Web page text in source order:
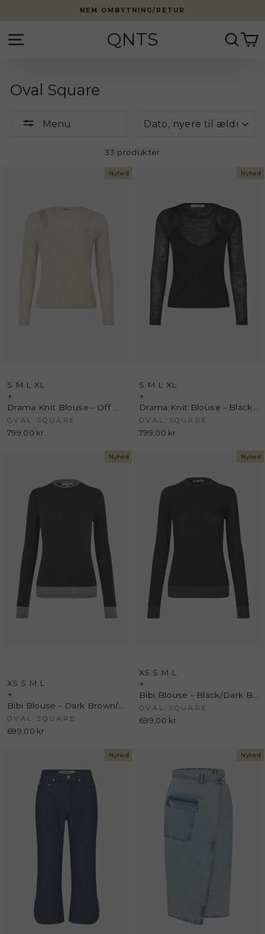
NEM OMBYTNING/RETUR
QNTS Søg
Oval Square
Menu
33 produkter
Nyhed
S M L XL
+
OVAL SQUARE
799,00 kr
Nyhed
S M L XL
+
OVAL SQUARE
799,00 kr
Nyhed
XS S M L
+
OVAL SQUARE
699,00 kr
Nyhed
XS S M L
+
OVAL SQUARE
699,00 kr
Nyhed Nyhed